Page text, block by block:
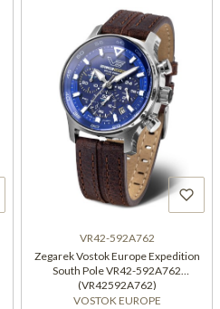
VR42-592A762
Zegarek Vostok Europe Expedition
South Pole VR42-592A762
(VR42592A762)
VOSTOK EUROPE